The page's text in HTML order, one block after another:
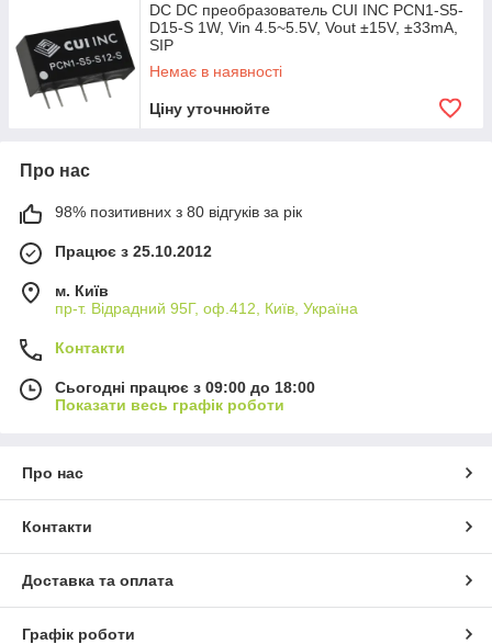
DC DC преобразователь CUI INC PCN1-S5-
D15-S 1W, Vin 4.5~5.5V, Vout ±15V, ±33mA,
SIP
Немає в наявності
Ціну уточнюйте
Про нас
98% позитивних з 80 відгуків за рік
Працює з 25.10.2012
м. Київ
пр-т. Відрадний 95Г, оф.412, Київ, Україна
Контакти
Сьогодні працює з 09:00 до 18:00
Показати весь графік роботи
Про нас
Контакти
Доставка та оплата
Графік роботи